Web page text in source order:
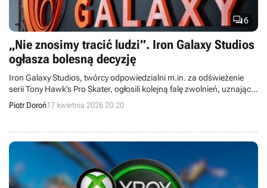
6
„Nie znosimy tracić ludzi”. Iron Galaxy Studios
ogłasza bolesną decyzję
Iron Galaxy Studios, twórcy odpowiedzialni m.in. za odświeżenie
serii Tony Hawk’s Pro Skater, ogłosili kolejną falę zwolnień, uznając
trudną sytuację rynkową za nową, permanentną rzeczywistość
branży.
Piotr Doroń17 kwietnia 2026 20:20